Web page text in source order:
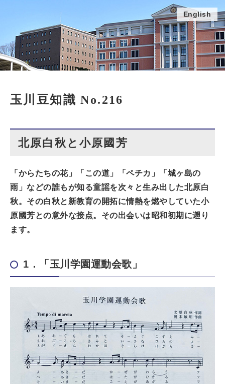
English
玉川豆知識 No.216
北原白秋と小原國芳
「からたちの花」「この道」「ペチカ」「城ヶ島の
雨」などの誰もが知る童謡を次々と生み出した北原白
秋。その白秋と新教育の開拓に情熱を燃やしていた小
原國芳との意外な接点。その出会いは昭和初期に遡り
ます。
1．「玉川学園運動会歌」